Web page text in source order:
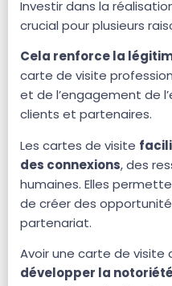
Investir dans la
crucial pour plusieurs
Cela renforce la
carte de visite
et de l’engagement de
clients et partenaires.
Les cartes de visite
des connexions, des
humaines. Elles
de créer des
partenariat.
Avoir une carte de visite
développer la